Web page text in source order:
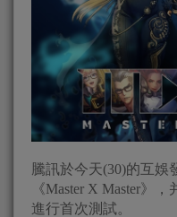
騰訊於今天(30)的互
《Master X Master》
進行首次測試。